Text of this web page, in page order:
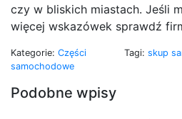
czy w bliskich miastach. Jeśli
więcej wskazówek sprawdź
Kategorie: Części
samochodowe
Tagi: skup
Podobne wpisy